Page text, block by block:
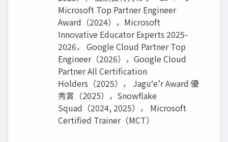
Microsoft Top Partner Engineer
Award（2024），Microsoft
Innovative Educator Experts 2025-
2026， Google Cloud Partner Top
Engineer（2026），Google Cloud
Partner All Certification
Holders（2025）， Jagu‘e’r Award 優
秀賞（2025），Snowflake
Squad（2024, 2025）， Microsoft
Certified Trainer（MCT）